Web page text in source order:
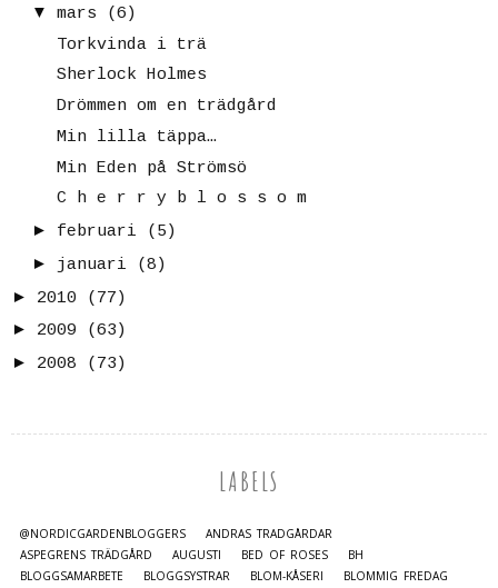
▼
mars
(6)
Torkvinda i trä
Sherlock Holmes
Drömmen om en trädgård
Min lilla täppa…
Min Eden på Strömsö
C h e r r y b l o s s o m
► februari
(5)
► januari
(8)
► 2010
(77)
► 2009
(63)
► 2008 (73)
LABELS
@NORDICGARDENBLOGGERS
ANDRAS TRÄDGÅRDAR
ASPEGRENS TRÄDGÅRD
AUGUSTI BED OF ROSES
BH
BLOGGSAMARBETE
BLOGGSYSTRAR BLOM-KÅSERI
BLOMMIG FREDAG